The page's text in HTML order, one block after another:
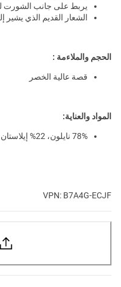
يربط على جانب الشورت
الشعار القديم الذي يشير
الحجم والملاءمة :
قصة عالية الخصر
المواد والعناية:
78% نايلون، 22% إيلاستان
VPN: B7A4G-ECJF